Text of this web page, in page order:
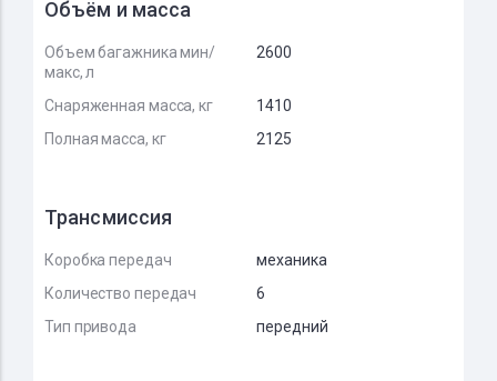
Объём и масса
Объем багажника мин/
макс, л
2600
Снаряженная масса, кг
1410
Полная масса, кг
2125
Трансмиссия
Коробка передач
механика
Количество передач
6
Тип привода
передний